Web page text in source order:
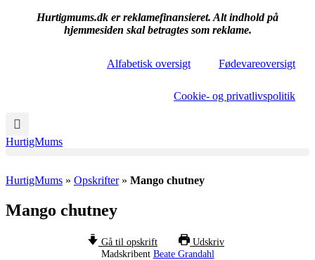
Hurtigmums.dk er reklamefinansieret. Alt indhold på
hjemmesiden skal betragtes som reklame.
Alfabetisk oversigt Fødevareoversigt
Cookie- og privatlivspolitik
HurtigMums
HurtigMums » Opskrifter» Mango chutney
Mango chutney
Gå til opskrift
Udskriv
Madskribent Beate Grandahl